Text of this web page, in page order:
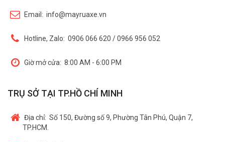
Email: info@mayruaxe.vn
Hotline, Zalo: 0906 066 620 / 0966 956 052
Giờ mở cửa: 8:00 AM - 6:00 PM
TRỤ SỞ TẠI TP.HỒ CHÍ MINH
Địa chỉ: Số 150, Đường số 9, Phường Tân Phú, Quận 7,
TP.HCM.